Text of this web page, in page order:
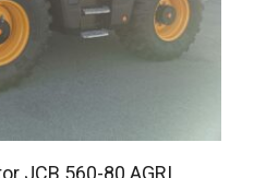
JCB 560-80 AGRI